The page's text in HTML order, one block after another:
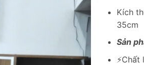
Kích
35cm
Sản